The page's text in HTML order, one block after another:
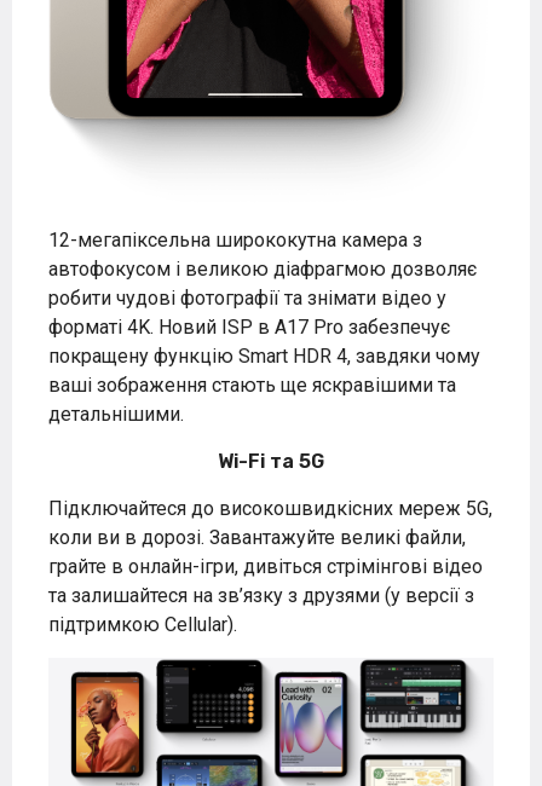
12-мегапіксельна ширококутна камера з
автофокусом і великою діафрагмою дозволяє
робити чудові фотографії та знімати відео у
форматі 4K. Новий ISP в A17 Pro забезпечує
покращену функцію Smart HDR 4, завдяки чому
ваші зображення стають ще яскравішими та
детальнішими.
Wi-Fi та 5G
Підключайтеся до високошвидкісних мереж 5G,
коли ви в дорозі. Завантажуйте великі файли,
грайте в онлайн-ігри, дивіться стрімінгові відео
та залишайтеся на зв’язку з друзями (у версії з
підтримкою Cellular).